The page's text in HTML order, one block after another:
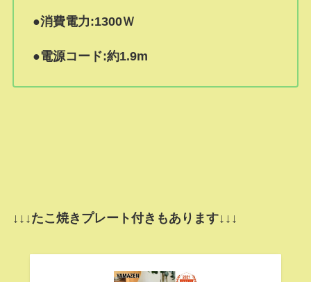
●消費電力:1300Ｗ
●電源コード:約1.9m
↓↓↓たこ焼きプレート付きもあります↓↓↓